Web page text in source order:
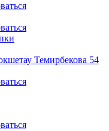
Темирбекова 54